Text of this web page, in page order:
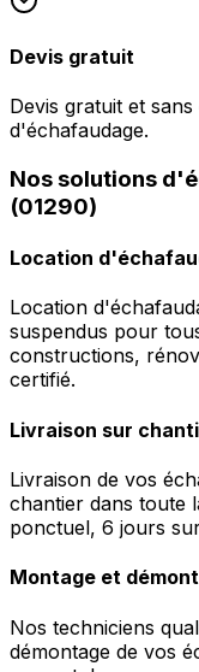
Devis gratuit
Devis gratuit et
d'échafaudage.
Nos solutions
(01290)
Location
Location
suspendus pour
constructions,
certifié.
Livraison sur
Livraison de vos
chantier dans toute
ponctuel, 6 jours
Montage et
Nos techniciens
démontage de vos